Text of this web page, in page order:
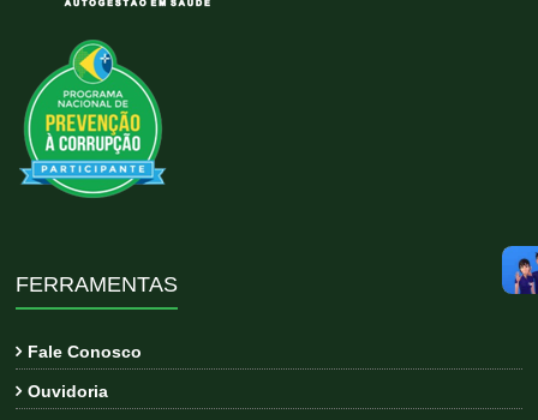
FERRAMENTAS
Fale Conosco
Ouvidoria